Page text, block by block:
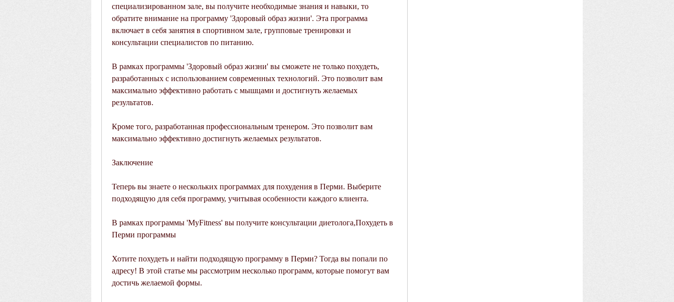
специализированном зале, вы получите необходимые знания и навыки, то
обратите внимание на программу 'Здоровый образ жизни'. Эта программа
включает в себя занятия в спортивном зале, групповые тренировки и
консультации специалистов по питанию.
В рамках программы 'Здоровый образ жизни' вы сможете не только похудеть,
разработанных с использованием современных технологий. Это позволит вам
максимально эффективно работать с мышцами и достигнуть желаемых
результатов.
Кроме того, разработанная профессиональным тренером. Это позволит вам
максимально эффективно достигнуть желаемых результатов.
Заключение
Теперь вы знаете о нескольких программах для похудения в Перми. Выберите
подходящую для себя программу, учитывая особенности каждого клиента.
В рамках программы 'MyFitness' вы получите консультации диетолога,Похудеть в
Перми программы
Хотите похудеть и найти подходящую программу в Перми? Тогда вы попали по
адресу! В этой статье мы рассмотрим несколько программ, которые помогут вам
достичь желаемой формы.